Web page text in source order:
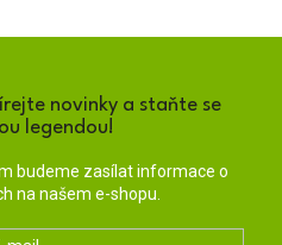
novinky a staňte se
legendou!
budeme zasílat informace o
na našem e-shopu.